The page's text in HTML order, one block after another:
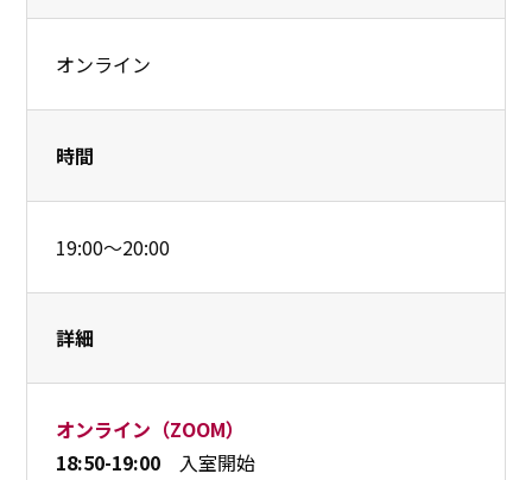
オンライン
時間
19:00～20:00
詳細
オンライン（ZOOM）
18:50-19:00 入室開始